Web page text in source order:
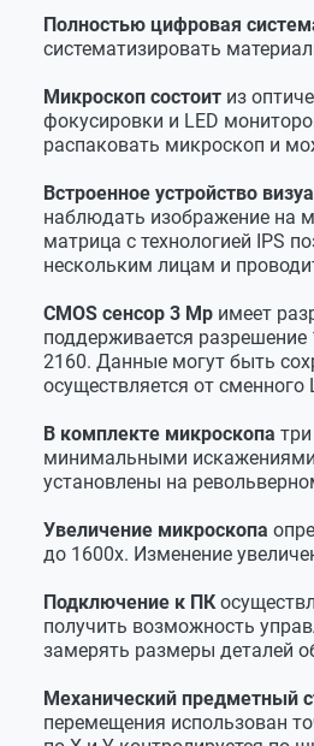
Полностью цифровая
систематизировать
Микроскоп состоит из
фокусировки и LED
распаковать микроскоп и
Встроенное устройство
наблюдать изображение на
матрица c технологией IPS
нескольким лицам и
CMOS сенсор 3 Мр имеет
поддерживается
2160. Данные могут быть
осуществляется от
В комплекте микроскопа
минимальными
установлены на
Увеличение микроскопа
до 1600х. Изменение
Подключение к ПК
получить возможность
замерять размеры деталей
Механический предметный
перемещения использован
Возможность
Питание от сменного Li-
Объективы
Покровное стекло
Револьверное устройство
Рабочее расстояние
Механика микроскопа
Фокусировка микроскопа
Предметный столик
Перемещение препарата X-Y
Цена деления шкал
Держатель препарата
Привод
Отраженного света
Цветовая температура
Камера
Предметные стекла - 5 шт
Пробирка пластиковая с
Пробирка пластиковая с
Пипетка пластиковая
Пипетка пластиковая
Пробирка пластиковая
Салфетка для чистки
Салфетка для чистки
Булавка
Адаптер 5В / 2А
Кабель USB – Type-C
Кейс